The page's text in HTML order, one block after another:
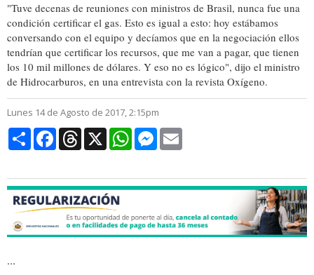
"Tuve decenas de reuniones con ministros de Brasil, nunca fue una
condición certificar el gas. Esto es igual a esto: hoy estábamos
conversando con el equipo y decíamos que en la negociación ellos
tendrían que certificar los recursos, que me van a pagar, que tienen
los 10 mil millones de dólares. Y eso no es lógico", dijo el ministro
de Hidrocarburos, en una entrevista con la revista Oxígeno.
Lunes 14 de Agosto de 2017, 2:15pm
CompartirFacebookThreads
X WhatsAppMessenger
...